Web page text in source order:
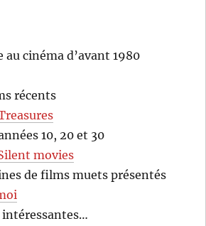
cinéma d’avant 1980
récents
10, 20 et 30
movies
de films muets présentés
intéressantes…